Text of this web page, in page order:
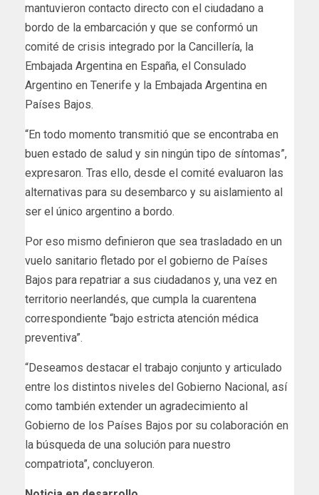
mantuvieron contacto directo con el ciudadano a
bordo de la embarcación y que se conformó un
comité de crisis integrado por la Cancillería, la
Embajada Argentina en España, el Consulado
Argentino en Tenerife y la Embajada Argentina en
Países Bajos.
“En todo momento transmitió que se encontraba en
buen estado de salud y sin ningún tipo de síntomas”,
expresaron. Tras ello, desde el comité evaluaron las
alternativas para su desembarco y su aislamiento al
ser el único argentino a bordo.
Por eso mismo definieron que sea trasladado en un
vuelo sanitario fletado por el gobierno de Países
Bajos para repatriar a sus ciudadanos y, una vez en
territorio neerlandés, que cumpla la cuarentena
correspondiente “bajo estricta atención médica
preventiva”.
“Deseamos destacar el trabajo conjunto y articulado
entre los distintos niveles del Gobierno Nacional, así
como también extender un agradecimiento al
Gobierno de los Países Bajos por su colaboración en
la búsqueda de una solución para nuestro
compatriota”, concluyeron.